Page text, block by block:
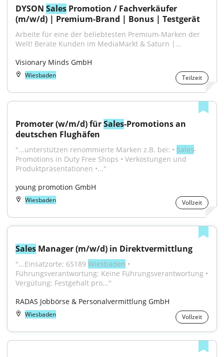
DYSON Sales Promotion / Fachverkäufer
(m/w/d) | Premium-Brand | Bonus | Testgerät
Arbeite für eine der beliebtesten Premium-Marken der
Welt! Berate Kunden im MediaMarkt & Saturn |...
Visionary Minds GmbH
Wiesbaden Teilzeit
Promoter (w/m/d) für Sales-Promotions an
deutschen Flughäfen
"...unterstützen renommierte Marken z.B. bei: • Sales-
Promotions in Duty Free Shops • Verkostungen und
Produktpräsentationen •..."
young promotion GmbH
Wiesbaden Vollzeit
Sales Manager (m/w/d) in Direktvermittlung
"...Einsatzorte: 65189 Wiesbaden •
Führungsverantwortung: Keine Führungsverantwortung •
Vergütung: Festgehalt pro..."
RADAS Jobbörse & Personalvermittlung GmbH
Wiesbaden Vollzeit